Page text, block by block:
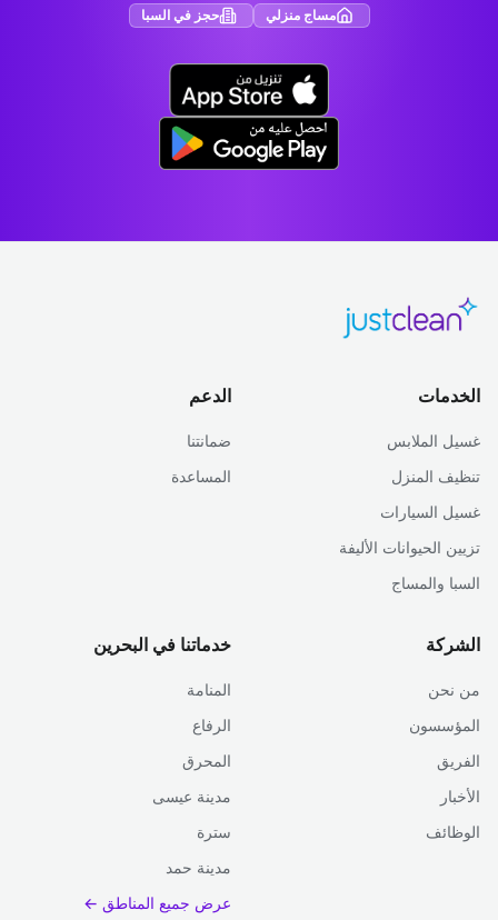
مساج منزلي حجز في السبا
الخدمات
غسيل الملابس
تنظيف المنزل
غسيل السيارات
تزيين الحيوانات الأليفة
السبا والمساج
الدعم
ضمانتنا
المساعدة
الشركة
من نحن
المؤسسون
الفريق
الأخبار
الوظائف
خدماتنا في البحرين
المنامة
الرفاع
المحرق
مدينة عيسى
سترة
مدينة حمد
عرض جميع المناطق ←